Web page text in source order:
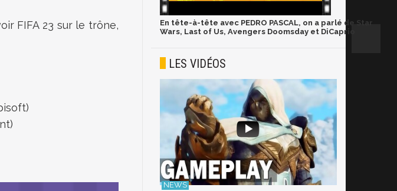
FIFA 23 sur le trône,
En tête-à-tête avec PEDRO PASCAL, on a parlé de Star
Wars, Last of Us, Avengers Doomsday et DiCaprio
LES VIDÉOS